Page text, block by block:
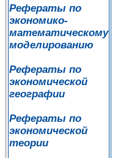
Рефераты по
экономико-
математическому
моделированию
Рефераты по
экономической
географии
Рефераты по
экономической
теории